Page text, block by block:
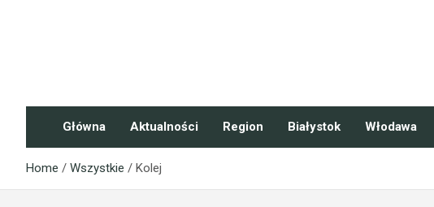
NaszePodlasie.pl
Główna Aktualności Region Białystok Włodawa
Home Wszystkie Kolej